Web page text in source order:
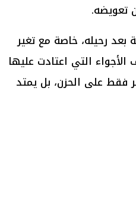
تعويضه.
رحيله، خاصة مع تغير
الأجواء التي اعتادت عليها
فقط على الحزن، بل يمتد